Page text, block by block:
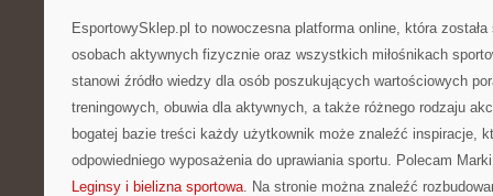
EsportowySklep.pl to nowoczesna platforma online, która
osobach aktywnych fizycznie oraz wszystkich miłośnikach
stanowi źródło wiedzy dla osób poszukujących wartościowych
treningowych, obuwia dla aktywnych, a także różnego rodzaju
bogatej bazie treści każdy użytkownik może znaleźć inspiracje,
odpowiedniego wyposażenia do uprawiania sportu. Polecam
Leginsy i bielizna sportowa. Na stronie można znaleźć